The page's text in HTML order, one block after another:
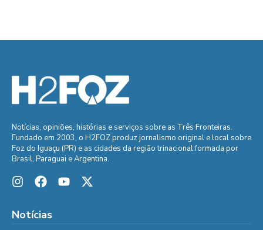
Notícias, opiniões, histórias e serviços sobre as Três Fronteiras.
Fundado em 2003, o H2FOZ produz jornalismo original e local sobre
Foz do Iguaçu (PR) e as cidades da região trinacional formada por
Brasil, Paraguai e Argentina.
Notícias